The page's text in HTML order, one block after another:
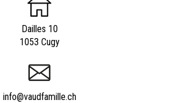
Dailles 10
1053 Cugy
info@vaudfamille.ch